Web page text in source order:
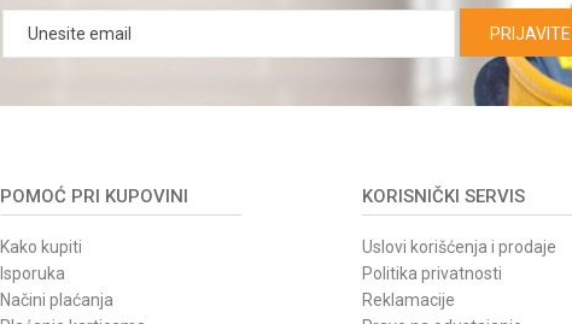
POMOĆ PRI KUPOVINI
Kako kupiti
Isporuka
Načini plaćanja
KORISNIČKI SERVIS
Uslovi korišćenja i prodaje
Politika privatnosti
Reklamacije